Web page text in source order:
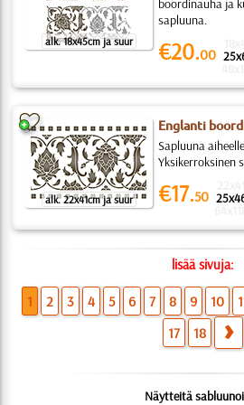
alk. 18x45cm ja suur
boordinauha ja
sapluuna.
€20.00
alk. 22x41cm ja suur
Englanti
Sapluuna
Yksikerroksinen
€17.50
lisää sivuja:
1 2 3 4 5 6 7 8 9 10
17
18
Näytteitä